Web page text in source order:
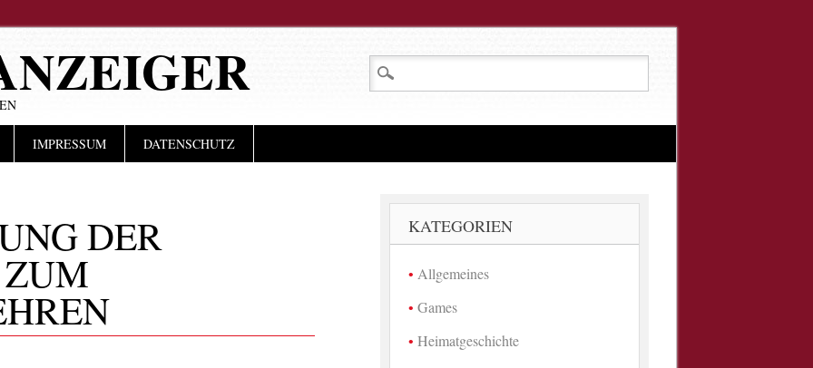
IMPRESSUM DATENSCHUTZ
DER KATEGORIEN
Allgemeines
Games
Heimatgeschichte